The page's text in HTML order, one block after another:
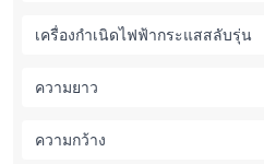
เครื่องกำเนิดไฟฟ้ากระแสสลับรุ่น
ความยาว
ความกว้าง